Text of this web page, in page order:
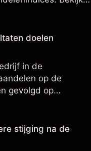
doelen
in de
op de
gevolgd op
in technologie en
stijging na de